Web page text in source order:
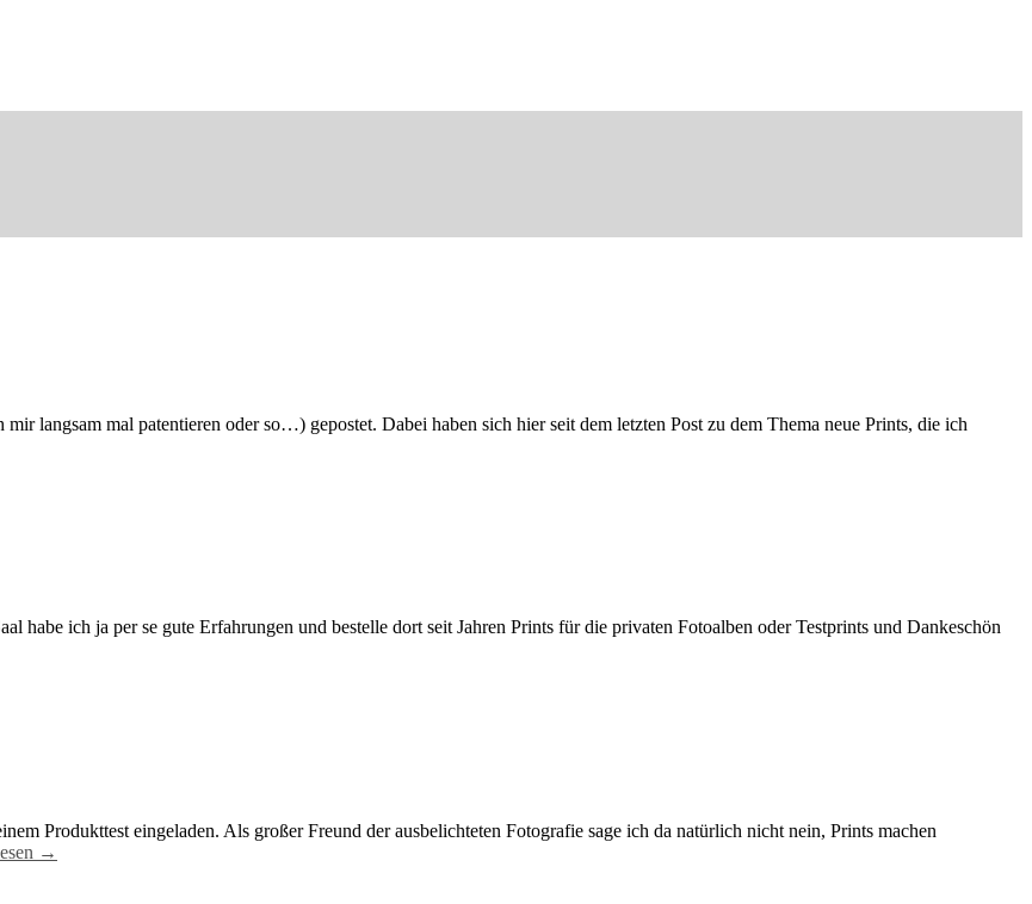
langsam mal patentieren oder so…) gepostet. Dabei haben sich hier seit dem letzten Post zu dem Thema neue Prints, die ich
habe ich ja per se gute Erfahrungen und bestelle dort seit Jahren Prints für die privaten Fotoalben oder Testprints und Dankeschön
Produkttest eingeladen. Als großer Freund der ausbelichteten Fotografie sage ich da natürlich nicht nein, Prints machen
→